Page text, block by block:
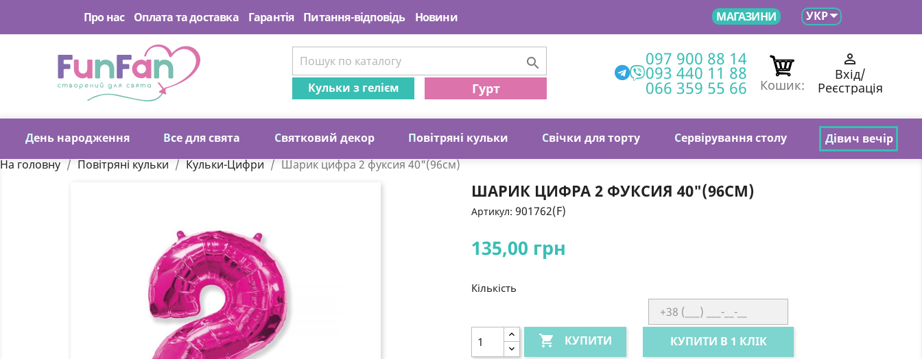
Про нас Оплата та доставка Гарантія Питання-відповідь Новини МАГАЗИНИ УКР
День народження Все для свята Святковий декор Повітряні кульки Свічки для торту Сервірування столу Дівич вечір

Кульки з гелієм Гурт
097 900 88 14
093 440 11 88
066 359 55 66 Кошик:

Вхід/
Реєстрація
На головну Повітряні кульки Кульки-Цифри Шарик цифра 2 фуксия 40"(96см)
ШАРИК ЦИФРА 2 ФУКСИЯ 40"(96СМ)
Артикул: 901762(F)
135,00 грн
Кількість
 КУПИТИ КУПИТИ В 1 КЛІК